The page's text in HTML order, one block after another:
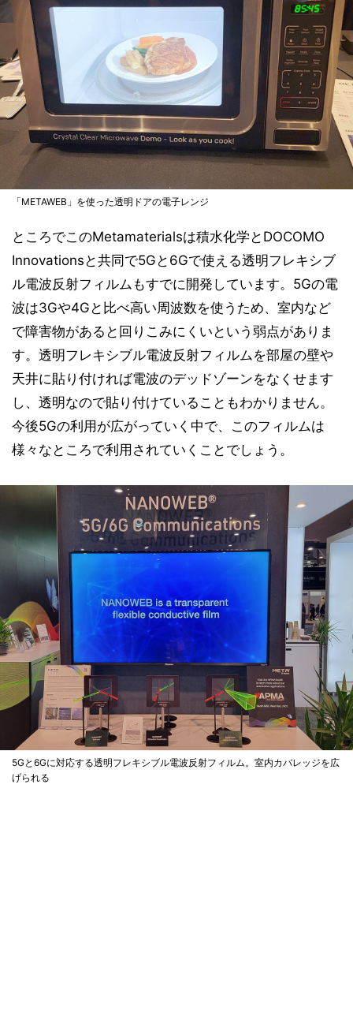
「METAWEB」を使った透明ドアの電子レンジ
ところでこのMetamaterialsは積水化学とDOCOMO
Innovationsと共同で5Gと6Gで使える透明フレキシブ
ル電波反射フィルムもすでに開発しています。5Gの電
波は3Gや4Gと比べ高い周波数を使うため、室内など
で障害物があると回りこみにくいという弱点がありま
す。透明フレキシブル電波反射フィルムを部屋の壁や
天井に貼り付ければ電波のデッドゾーンをなくせます
し、透明なので貼り付けていることもわかりません。
今後5Gの利用が広がっていく中で、このフィルムは
様々なところで利用されていくことでしょう。
5Gと6Gに対応する透明フレキシブル電波反射フィルム。室内カバレッジを広
げられる